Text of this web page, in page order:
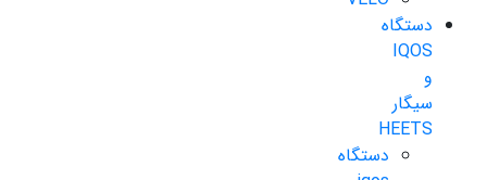
دستگاه
IQOS
و
سیگار
HEETS
دستگاه